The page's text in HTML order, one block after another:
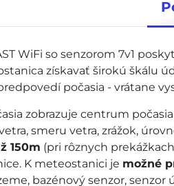
WiFi so senzorom 7v1
získavať širokú škálu
počasia - vrátane
zobrazuje centrum
smeru vetra, zrážok,
150m (pri rôznych
K meteostanici je možné
bazénový senzor, senzor